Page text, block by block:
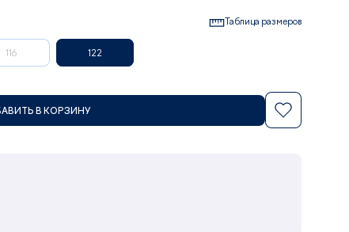
Таблица размеров
116 122
В КОРЗИНУ